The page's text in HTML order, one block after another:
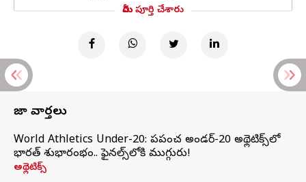
మీరు పూర్తి చేశారు
తాజా వార్తలు
World Athletics Under-20: ప్రపంచ అండర్-20 అథ్లెటిక్స్‌లో
భారత్‌ శుభారంభం.. ఫైనల్స్‌లోకి ముగ్గురు!
అథ్లెటిక్స్